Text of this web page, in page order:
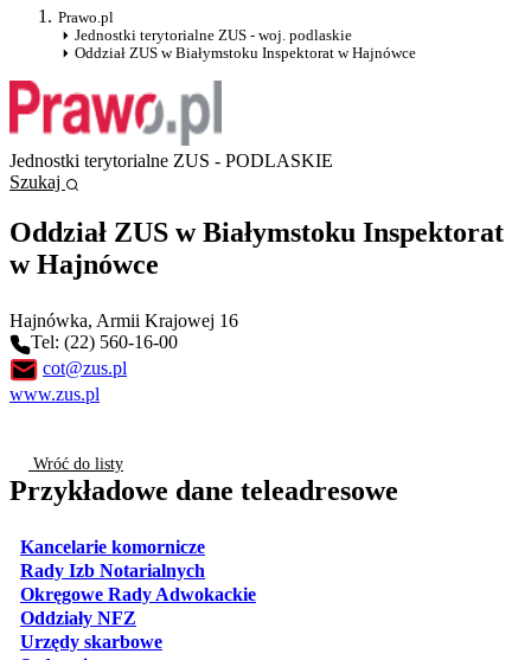
Prawo.pl
Jednostki terytorialne ZUS - woj. podlaskie
Oddział ZUS w Białymstoku Inspektorat w Hajnówce
Jednostki terytorialne ZUS - PODLASKIE
Szukaj
Oddział ZUS w Białymstoku Inspektorat
w Hajnówce
Hajnówka, Armii Krajowej 16
Tel: (22) 560-16-00
cot@zus.pl
www.zus.pl
Wróć do listy
Przykładowe dane teleadresowe
Kancelarie komorniczeotwiera się w nowej karcie
Rady Izb Notarialnych
Okręgowe Rady Adwokackieotwiera się w nowej karcie
Oddziały NFZ
Urzędy skarboweotwiera się w nowej karcie